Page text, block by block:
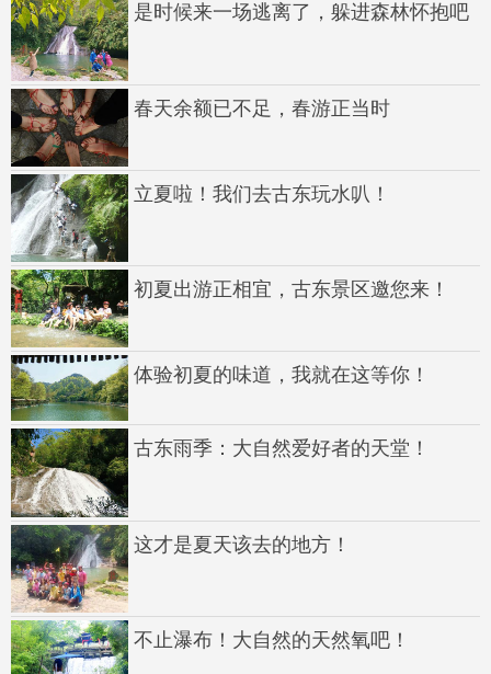
是时候来一场逃离了，躲进森林怀抱吧
春天余额已不足，春游正当时
立夏啦！我们去古东玩水叭！
初夏出游正相宜，古东景区邀您来！
体验初夏的味道，我就在这等你！
古东雨季：大自然爱好者的天堂！
这才是夏天该去的地方！
不止瀑布！大自然的天然氧吧！